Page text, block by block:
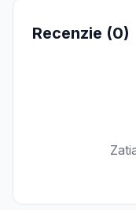
Recenzie (0)